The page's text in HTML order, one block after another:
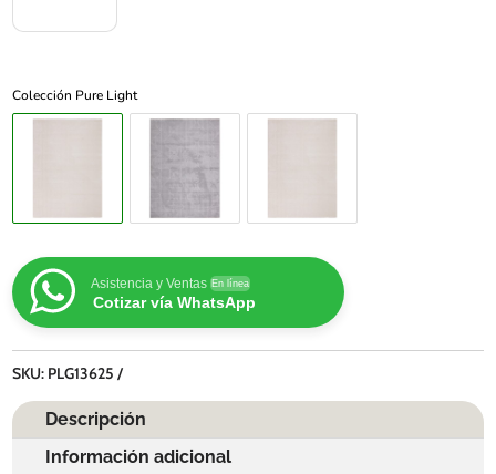
Colección Pure Light
Asistencia y Ventas En línea
Cotizar vía WhatsApp
SKU: PLG13625
Descripción
Información adicional